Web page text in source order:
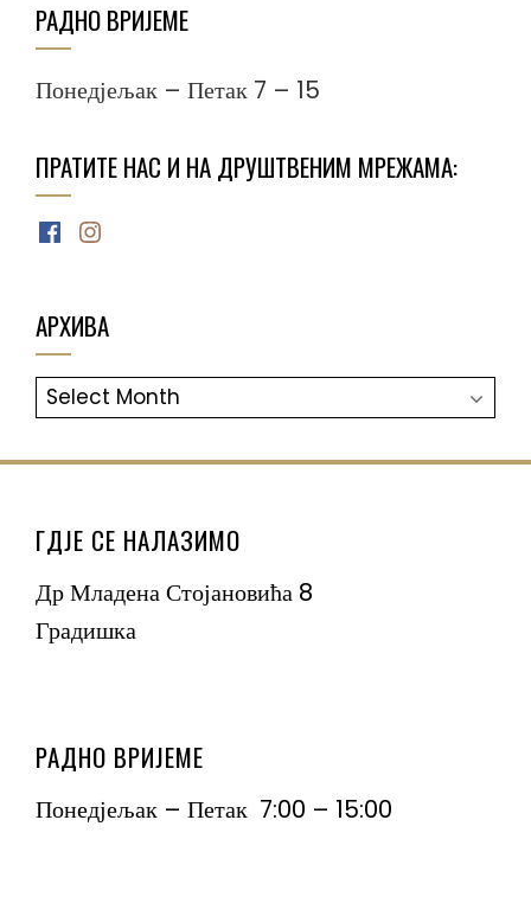
РАДНО ВРИЈЕМЕ
Понедјељак – Петак 7 – 15
ПРАТИТЕ НАС И НА ДРУШТВЕНИМ МРЕЖАМА:
Facebook
Instagram
АРХИВА
АРХИВА
ГДЈЕ СЕ НАЛАЗИМО
Др Младена Стојановића 8
Градишка
РАДНО ВРИЈЕМЕ
Понедјељак – Петак 7:00 – 15:00